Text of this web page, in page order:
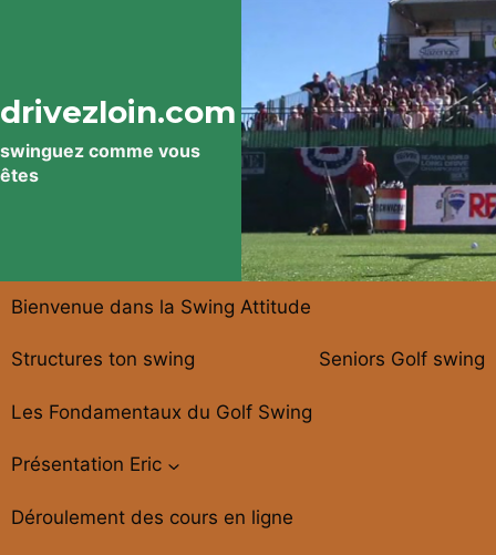
drivezloin.com
swinguez comme vous
êtes
Bienvenue dans la Swing Attitude
Structures ton swing Seniors Golf swing
Les Fondamentaux du Golf Swing
Présentation Eric
Déroulement des cours en ligne